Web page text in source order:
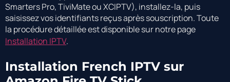
Smarters Pro, TiviMate ou XCIPTV), installez-la, puis
saisissez vos identifiants reçus après souscription. Toute
la procédure détaillée est disponible sur notre page
Installation IPTV.
Installation French IPTV sur